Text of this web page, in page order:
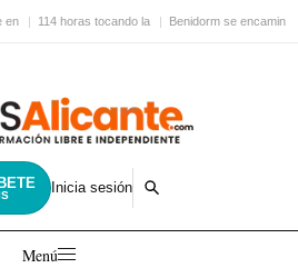
en 114 horas tocando la Benidorm se encamina
Inicia sesión
Menú